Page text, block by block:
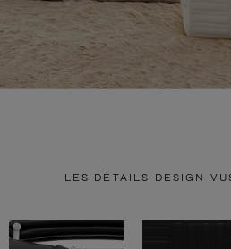
LES DÉTAILS DESIGN